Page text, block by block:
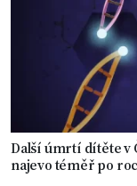
Další úmrtí dítěte v
najevo téměř po